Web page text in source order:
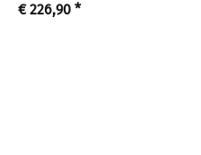
€ 226,90 *